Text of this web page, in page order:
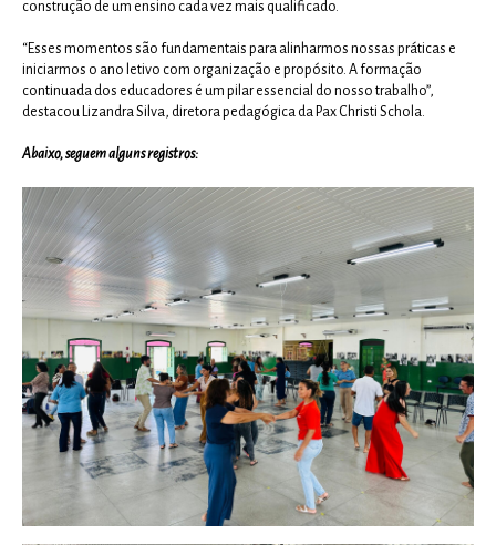
construção de um ensino cada vez mais qualificado.
“Esses momentos são fundamentais para alinharmos nossas práticas e
iniciarmos o ano letivo com organização e propósito. A formação
continuada dos educadores é um pilar essencial do nosso trabalho”,
destacou Lizandra Silva, diretora pedagógica da Pax Christi Schola.
Abaixo, seguem alguns registros: